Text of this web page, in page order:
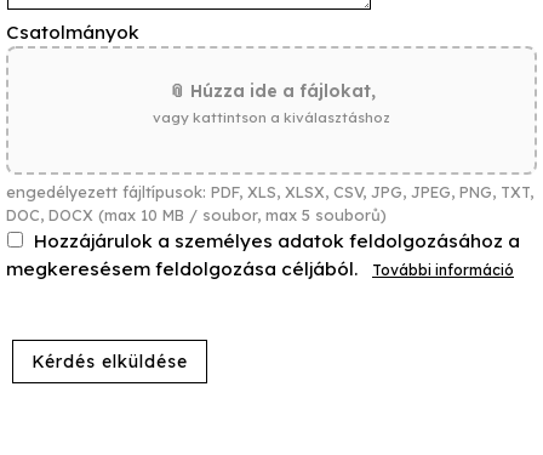
Csatolmányok
📎 Húzza ide a fájlokat,
vagy kattintson a kiválasztáshoz
engedélyezett fájltípusok: PDF, XLS, XLSX, CSV, JPG, JPEG, PNG, TXT,
DOC, DOCX (max 10 MB / soubor, max 5 souborů)
Hozzájárulok a személyes adatok feldolgozásához a
megkeresésem feldolgozása céljából.
További információ